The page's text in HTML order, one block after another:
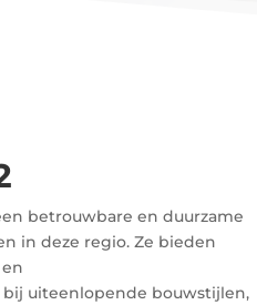
betrouwbare en duurzame
in deze regio. Ze bieden
uiteenlopende bouwstijlen,